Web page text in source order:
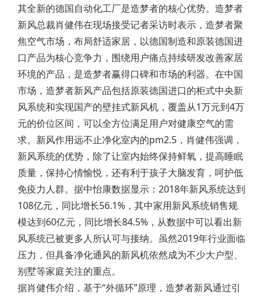
其全新的德国自动化工厂是造梦者的核心优势。造梦者
新风总裁肖健伟在现场接受记者采访时表示，造梦者聚
焦空气市场，布局舒适家居，以德国制造和原装德国进
口产品为核心竞争力，围绕用户痛点持续研发改善家居
环境的产品，是造梦者赢得口碑和市场的利器。在中国
市场，造梦者新风产品包括原装德国进口的柜式中央新
风系统和实现国产的壁挂式新风机，覆盖从1万元到4万
元的价位区间，可以全方位满足用户对健康空气的需
求。新风作用远不止净化室内的pm2.5，肖健伟强调，
新风系统的优势，除了让室内始终保持鲜氧，提高睡眠
质量，保持心情愉悦，还有利于孩子大脑发育，呵护低
免疫力人群。据中怡康数据显示：2018年新风系统达到
108亿元，同比增长56.1%，其中家用新风系统销售规
模达到60亿元，同比增长84.5%，从数据中可以看出新
风系统已被更多人所认可与接纳。虽然2019年行业面临
压力，但具备净化通风的新风机依然成为不少大户型、
别墅等家庭关注的重点。
据肖健伟介绍，基于“外循环”原理，造梦者新风通过引